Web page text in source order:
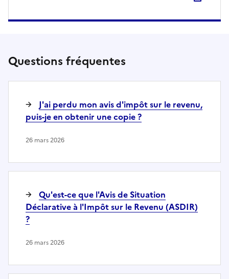
Questions fréquentes
J'ai perdu mon avis d'impôt sur le revenu,
puis-je en obtenir une copie ?
26 mars 2026
Qu'est-ce que l'Avis de Situation
Déclarative à l'Impôt sur le Revenu (ASDIR)
?
26 mars 2026